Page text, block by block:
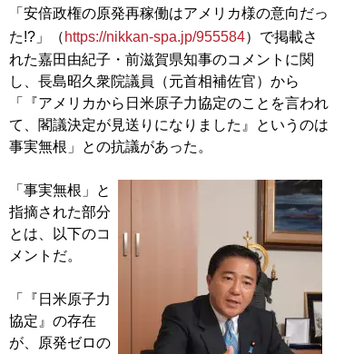
「安倍政権の原発再稼働はアメリカ様の意向だっ
た!?」（ https://nikkan-spa.jp/955584）で掲載さ
れた嘉田由紀子・前滋賀県知事のコメントに関
し、長島昭久衆院議員（元首相補佐官）から
「『アメリカから日米原子力協定のことを言われ
て、閣議決定が見送りになりました』というのは
事実無根」との抗議があった。
「事実無根」と
指摘された部分
とは、以下のコ
メントだ。
「『日米原子力
協定』の存在
が、原発ゼロの